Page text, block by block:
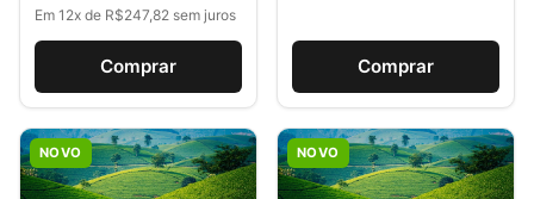
Em 12x de R$247,82 sem juros
Comprar Comprar
NOVO NOVO